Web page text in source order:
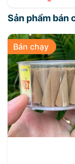
Sản phẩm bán
Bán chạy